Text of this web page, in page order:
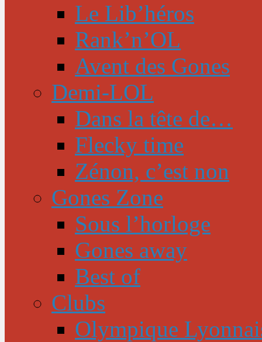
Le Lib’héros
Rank’n’OL
Avent des Gones
Demi-LOL
Dans la tête de…
Flecky time
Zénon, c’est non
Gones Zone
Sous l’horloge
Gones away
Best of
Clubs
Olympique